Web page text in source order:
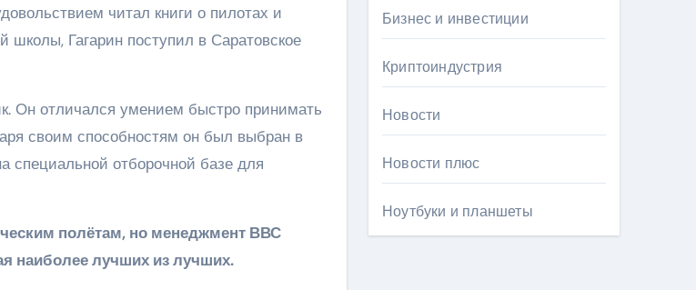
читал книги о пилотах и
школы, Гагарин поступил в Саратовское
Он отличался умением быстро принимать
своим способностям он был выбран в
специальной отборочной базе для
полётам, но менеджмент ВВС
наиболее лучших из лучших.
Бизнес и инвестиции
Криптоиндустрия
Новости
Новости плюс
Ноутбуки и планшеты